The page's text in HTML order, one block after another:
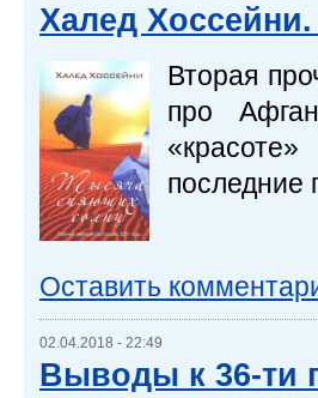
Халед
Вторая
про
последние
Оставить
02.04.2018 - 22:49
Выводы к 36-ти